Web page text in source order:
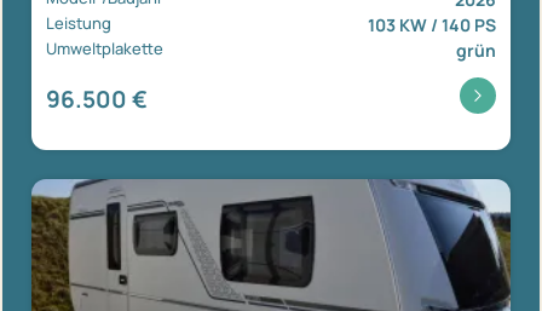
Leistung 103 KW / 140 PS
Umweltplakette grün
96.500 €